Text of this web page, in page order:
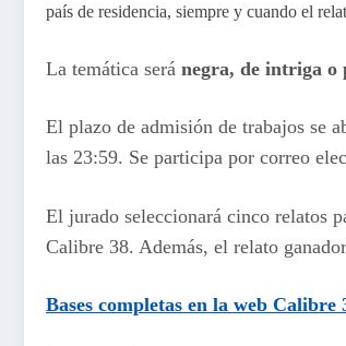
país de residencia, siempre y cuando el
La temática será negra, de intriga o
El plazo de admisión de trabajos se
las 23:59. Se participa por correo
El jurado seleccionará cinco relatos
Calibre 38. Además, el relato
Bases completas en la web Calibre